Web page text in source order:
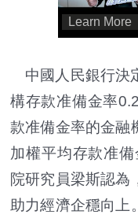
中國人民銀行決
構存款准備金率
款准備金率的金融
加權平均存款准
院研究員梁斯認為
助力經濟企穩向上